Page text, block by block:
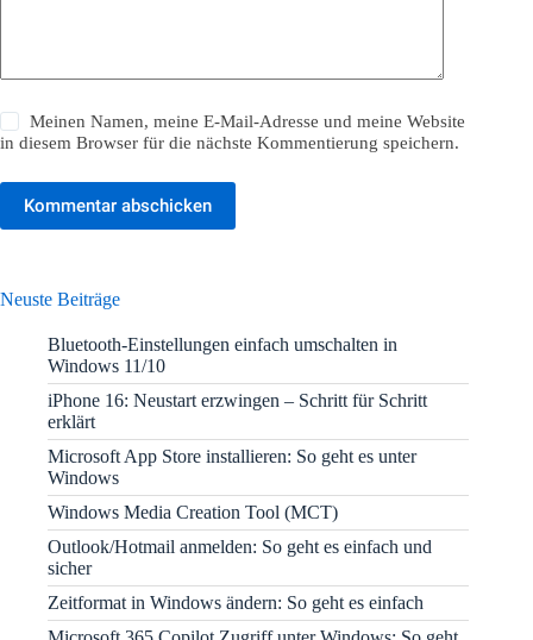
Meinen Namen, meine E-Mail-Adresse und meine Website
in diesem Browser für die nächste Kommentierung speichern.
Kommentar abschicken
Neuste Beiträge
Bluetooth-Einstellungen einfach umschalten in
Windows 11/10
iPhone 16: Neustart erzwingen – Schritt für Schritt
erklärt
Microsoft App Store installieren: So geht es unter
Windows
Windows Media Creation Tool (MCT)
Outlook/Hotmail anmelden: So geht es einfach und
sicher
Zeitformat in Windows ändern: So geht es einfach